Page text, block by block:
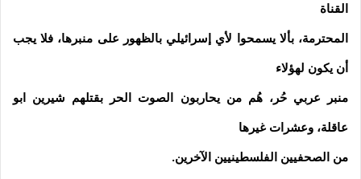
القناة
المحترمة، بألا يسمحوا لأي إسرائيلي بالظهور على منبرها، فلا يجب
أن يكون لهؤلاء
منبر عربي حُر، هُم من يحاربون الصوت الحر بقتلهم شيرين ابو
عاقلة، وعشرات غيرها
من الصحفيين الفلسطينيين الآخرين.